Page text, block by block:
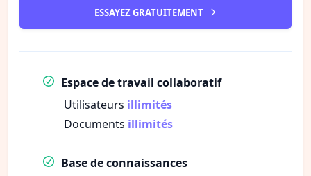
ESSAYEZ GRATUITEMENT
Espace de travail collaboratif
Utilisateurs illimités
Documents illimités
Base de connaissances